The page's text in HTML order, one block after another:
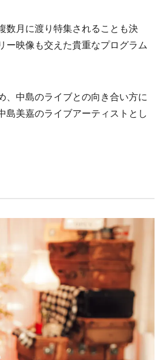
数月に渡り特集されることも決
ー映像も交えた貴重なプログラム
中島のライブとの向き合い方に
島美嘉のライブアーティストとし